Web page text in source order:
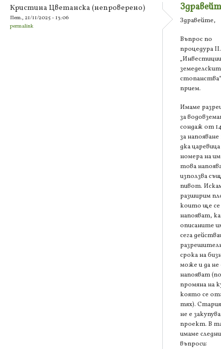
Кристина Цветанска (непроверено)
Пет., 21/11/2025 - 13:06
permalink
Здравейте,
Въпрос по
процедура
прием.
Имаме
за
сондаж от
за
дка
номера на
това
използва
пивот.
разширим
които ще се
напояват,
описаните
сега
срока на
може и да не
напояват
промяна на
която се
тях).
не е
проект. В
имаме
въпроси: